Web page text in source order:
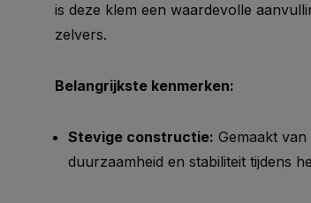
is deze klem een waardevolle
zelvers.
Belangrijkste kenmerken:
Stevige constructie: Gemaakt
duurzaamheid en stabiliteit tijdens